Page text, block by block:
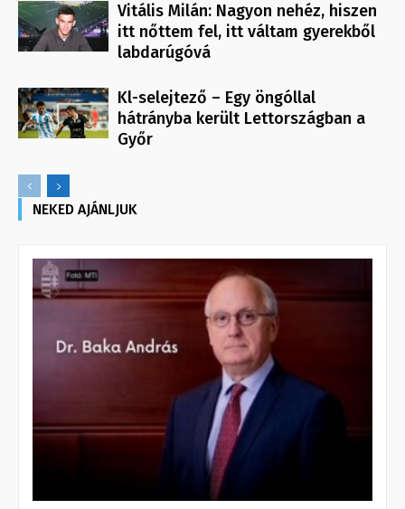
Vitális Milán: Nagyon nehéz, hiszen
itt nőttem fel, itt váltam gyerekből
labdarúgóvá
Kl-selejtező – Egy öngóllal
hátrányba került Lettországban a
Győr
NEKED AJÁNLJUK